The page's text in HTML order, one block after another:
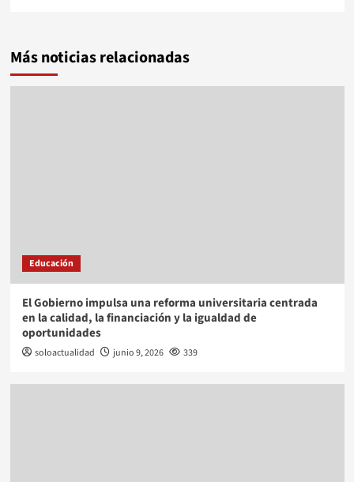
Más noticias relacionadas
Educación
El Gobierno impulsa una reforma universitaria centrada
en la calidad, la financiación y la igualdad de
oportunidades
soloactualidad junio 9, 2026 339